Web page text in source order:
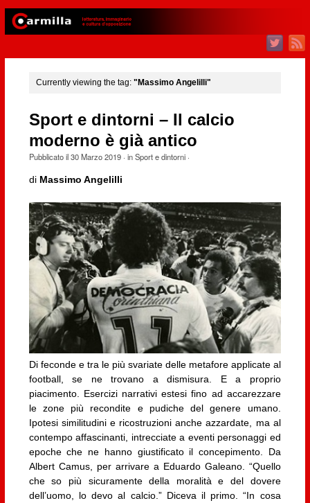
Currently viewing the tag: "Massimo Angelilli"
Sport e dintorni – Il calcio
moderno è già antico
Pubblicato il30 Marzo 2019· inSport e dintorni·
di Massimo Angelilli
Di feconde e tra le più svariate delle metafore applicate al
football, se ne trovano a dismisura. E a proprio
piacimento. Esercizi narrativi estesi fino ad accarezzare
le zone più recondite e pudiche del genere umano.
Ipotesi similitudini e ricostruzioni anche azzardate, ma al
contempo affascinanti, intrecciate a eventi personaggi ed
epoche che ne hanno giustificato il concepimento. Da
Albert Camus, per arrivare a Eduardo Galeano. “Quello
che so più sicuramente della moralità e del dovere
dell’uomo, lo devo al calcio.” Diceva il primo. “In cosa